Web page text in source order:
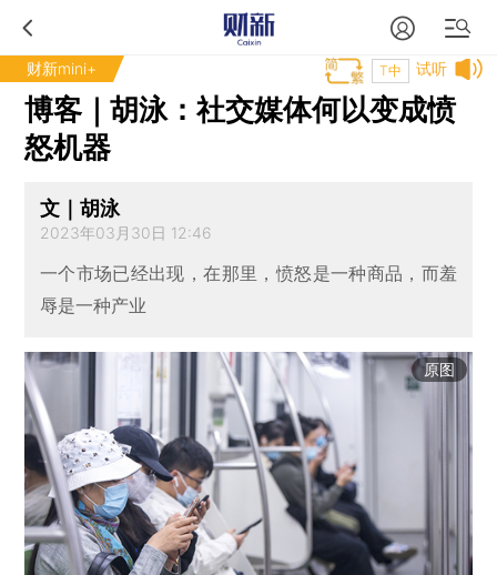
财新mini+ 试听
T中
博客｜胡泳：社交媒体何以变成愤
怒机器
文｜胡泳
2023年03月30日 12:46
一个市场已经出现，在那里，愤怒是一种商品，而羞
辱是一种产业
原图